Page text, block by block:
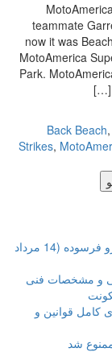
teammate
now it was
MotoAmerica
Park.
Back
Strikes,
راهنمای کامل مراحل و شرایط اسقاط خودرو فرسوده (14 مرداد
قوانین و
شد